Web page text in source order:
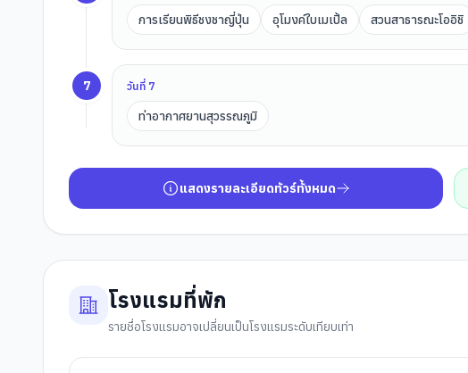
การเรียนพิธีชงชาญี่ปุ่น อุโมงค์ใบเมเปิ้ล สวนสาธารณะโออิชิ
7 วันที่ 7
ท่าอากาศยานสุวรรณภูมิ
แสดงรายละเอียดทัวร์ทั้งหมด
โรงแรมที่พัก
รายชื่อโรงแรมอาจเปลี่ยนเป็นโรงแรมระดับเทียบเท่า